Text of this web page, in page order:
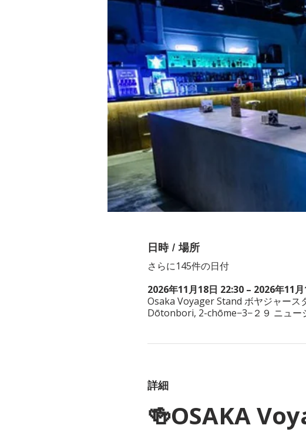
日時 / 場所
さらに145件の日付
2026年11月18日 22:30 – 2026年11
Osaka Voyager Stand ボヤジャース
Dōtonbori, 2-chōme−3−２９ ニュー
詳細
🍻OSAKA